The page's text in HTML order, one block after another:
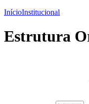
InícioInstitucional
Estrutura